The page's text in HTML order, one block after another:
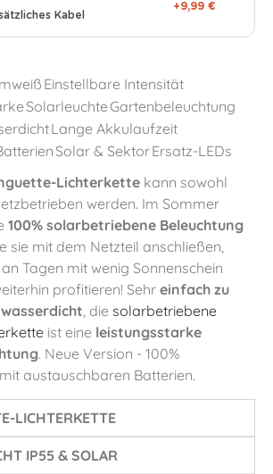
Kabel
+9,99 €
Einstellbare Intensität
SolarleuchteGartenbeleuchtung
Lange Akkulaufzeit
Solar & SektorErsatz-LEDs
Lichterkette kann sowohl
werden. Im Sommer
100% solarbetriebene Beleuchtung
sie mit dem Netzteil anschließen,
Tagen mit wenig Sonnenschein
profitieren! Sehr einfach zu
, die solarbetriebene
ist eine leistungsstarke
. Neue Version - 100%
austauschbaren Batterien.
LICHTERKETTE
IP55 & SOLAR